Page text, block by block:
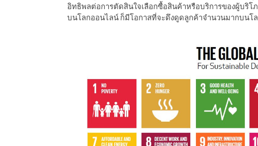
อิทธิพลต่อการตัดสินใจเลือกซื้อสินค้าหรือบริการของผู้บริโ
บนโลกออนไลน์ ก็มีโอกาสที่จะดึงดูดลูกค้าจำนวนมากบนโ